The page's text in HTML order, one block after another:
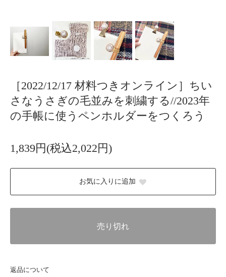
［2022/12/17 材料つきオンライン］ちい
さなうさぎの毛並みを刺繍する//2023年
の手帳に使うペンホルダーをつくろう
1,839円(税込2,022円)
お気に入りに追加
売り切れ
返品について